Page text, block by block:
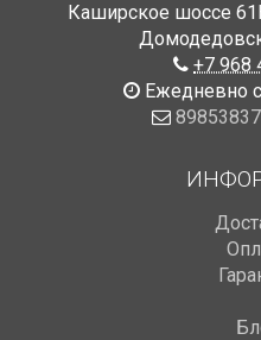
Каширское шоссе
+7 968
Ежедневно с